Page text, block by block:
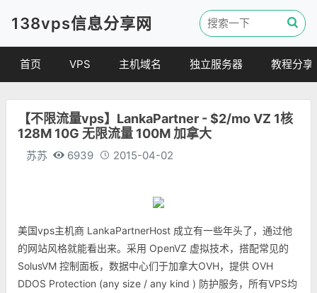
138vps信息分享网
首页 VPS
便宜VPS
VPS评测
主机域名
虚拟主机
独立服务器 教程分享
建站教程
【不限流量vps】LankaPartner - $2/mo VZ 1核
128M 10G 无限流量 100M 加拿大
苏苏 6939 2015-04-02
美国vps主机商 LankaPartnerHost 成立有一些年头了，通过他
的网站风格就能看出来。采用 OpenVZ 虚拟技术，搭配常见的
SolusVM 控制面板，数据中心们于加拿大OVH，提供 OVH
DDOS Protection (any size / any kind ) 防护服务，所有VPS均